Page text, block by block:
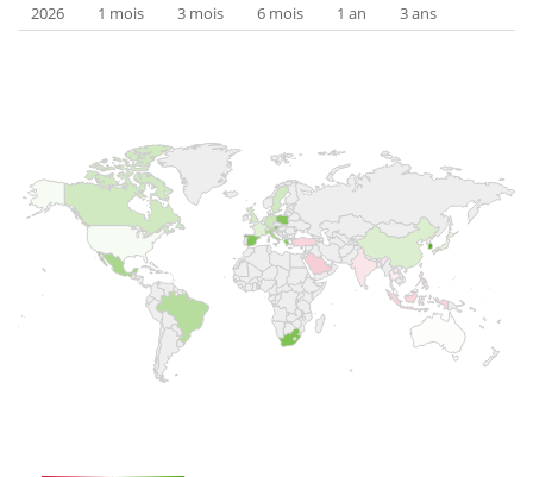
2026 1 mois 3 mois 6 mois 1 an 3 ans